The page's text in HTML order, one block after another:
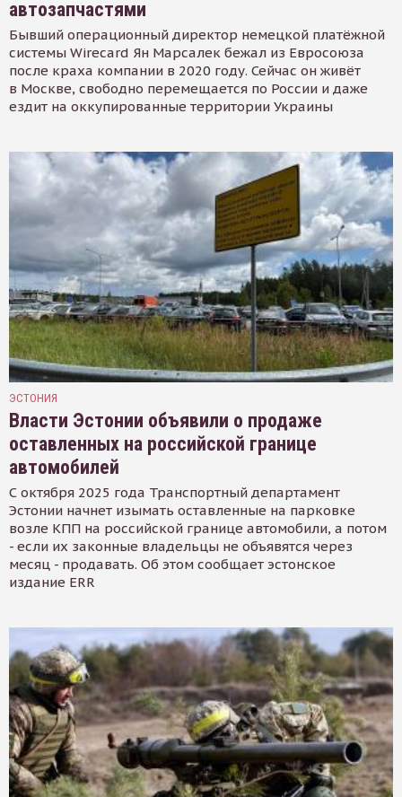
автозапчастями
Бывший операционный директор немецкой платёжной
системы Wirecard Ян Марсалек бежал из Евросоюза
после краха компании в 2020 году. Сейчас он живёт
в Москве, свободно перемещается по России и даже
ездит на оккупированные территории Украины
ЭСТОНИЯ
Власти Эстонии объявили о продаже
оставленных на российской границе
автомобилей
С октября 2025 года Транспортный департамент
Эстонии начнет изымать оставленные на парковке
возле КПП на российской границе автомобили, а потом
- если их законные владельцы не объявятся через
месяц - продавать. Об этом сообщает эстонское
издание ERR